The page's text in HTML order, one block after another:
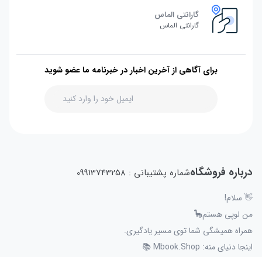
گارانتی الماس
گارانتی الماس
برای آگاهی از آخرین اخبار در خبرنامه ما عضو شوید
درباره فروشگاهشماره پشتیبانی : 09913743258
👋 سلام!
من لوپی هستم🦕
همراه همیشگی شما توی مسیر یادگیری.
اینجا دنیای منه: Mbook.Shop 📚